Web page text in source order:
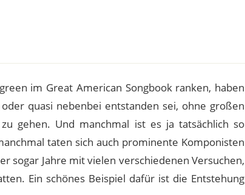
im Great American Songbook ranken, haben
quasi nebenbei entstanden sei, ohne großen
gehen. Und manchmal ist es ja tatsächlich so
taten sich auch prominente Komponisten
sogar Jahre mit vielen verschiedenen Versuchen,
Ein schönes Beispiel dafür ist die Entstehung